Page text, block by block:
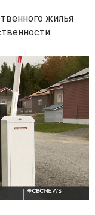
жилья